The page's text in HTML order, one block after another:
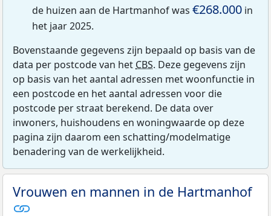
de huizen aan de Hartmanhof was €268.000 in
het jaar 2025.
Bovenstaande gegevens zijn bepaald op basis van de
data per postcode van het CBS. Deze gegevens zijn
op basis van het aantal adressen met woonfunctie in
een postcode en het aantal adressen voor die
postcode per straat berekend. De data over
inwoners, huishoudens en woningwaarde op deze
pagina zijn daarom een schatting/modelmatige
benadering van de werkelijkheid.
Vrouwen en mannen in de Hartmanhof